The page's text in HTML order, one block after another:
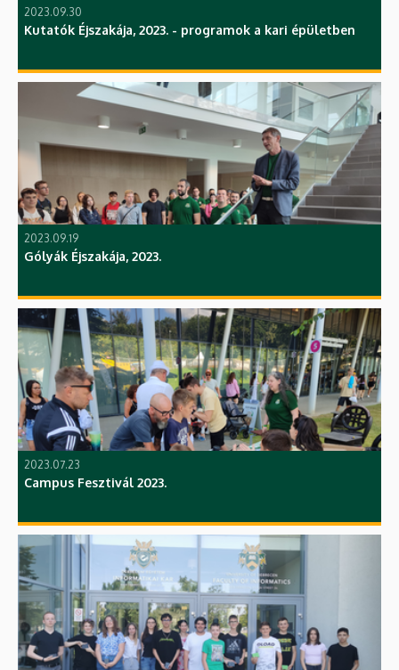
2023.09.30
Kutatók Éjszakája, 2023. - programok a kari épületben
2023.09.19
Gólyák Éjszakája, 2023.
2023.07.23
Campus Fesztivál 2023.